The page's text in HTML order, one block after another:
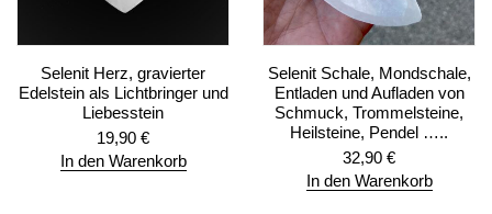
Selenit Herz, gravierter
Edelstein als Lichtbringer und
Liebesstein
19,90 €
In den Warenkorb
Selenit Schale, Mondschale,
Entladen und Aufladen von
Schmuck, Trommelsteine,
Heilsteine, Pendel …..
32,90 €
In den Warenkorb